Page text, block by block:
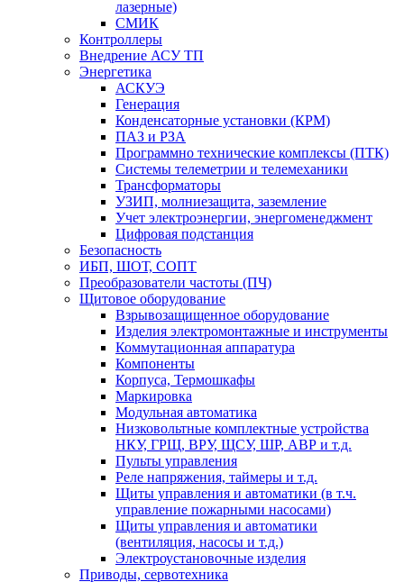
лазерные)
СМИК
Контроллеры
Внедрение АСУ ТП
Энергетика
АСКУЭ
Генерация
Конденсаторные установки (КРМ)
ПАЗ и РЗА
Программно технические комплексы (ПТК)
Системы телеметрии и телемеханики
Трансформаторы
УЗИП, молниезащита, заземление
Учет электроэнергии, энергоменеджмент
Цифровая подстанция
Безопасность
ИБП, ШОТ, СОПТ
Преобразователи частоты (ПЧ)
Щитовое оборудование
Взрывозащищенное оборудование
Изделия электромонтажные и инструменты
Коммутационная аппаратура
Компоненты
Корпуса, Термошкафы
Маркировка
Модульная автоматика
Низковольтные комплектные устройства
НКУ, ГРЩ, ВРУ, ЩСУ, ШР, АВР и т.д.
Пульты управления
Реле напряжения, таймеры и т.д.
Щиты управления и автоматики (в т.ч.
управление пожарными насосами)
Щиты управления и автоматики
(вентиляция, насосы и т.д.)
Электроустановочные изделия
Приводы, сервотехника